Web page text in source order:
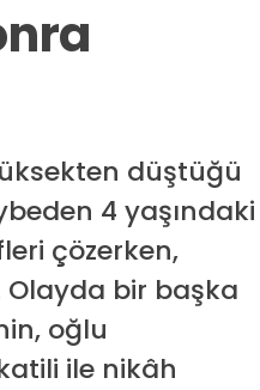
düştüğü
4 yaşındaki
çözerken,
bir başka
oğlu
ile nikâh